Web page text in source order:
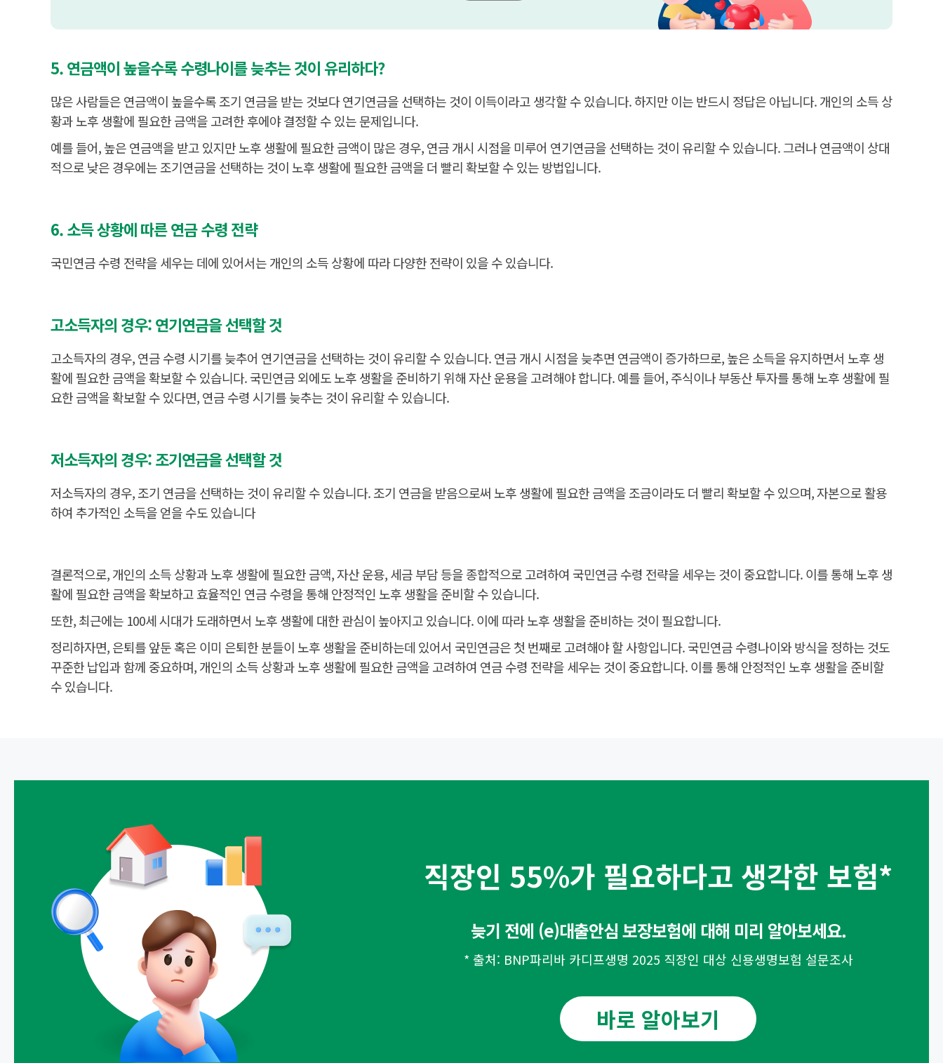
5. 연금액이 높을수록 수령나이를 늦추는 것이 유리하다?
많은 사람들은 연금액이 높을수록 조기 연금을 받는 것보다 연기연금을 선택하는 것이 이득이라고 생각할 수 있습니다. 하지만 이는 반드시 정답은 아닙니다. 개인의 소득 상
황과 노후 생활에 필요한 금액을 고려한 후에야 결정할 수 있는 문제입니다.
예를 들어, 높은 연금액을 받고 있지만 노후 생활에 필요한 금액이 많은 경우, 연금 개시 시점을 미루어 연기연금을 선택하는 것이 유리할 수 있습니다. 그러나 연금액이 상대
적으로 낮은 경우에는 조기연금을 선택하는 것이 노후 생활에 필요한 금액을 더 빨리 확보할 수 있는 방법입니다.
6. 소득 상황에 따른 연금 수령 전략
국민연금 수령 전략을 세우는 데에 있어서는 개인의 소득 상황에 따라 다양한 전략이 있을 수 있습니다.
고소득자의 경우: 연기연금을 선택할 것
고소득자의 경우, 연금 수령 시기를 늦추어 연기연금을 선택하는 것이 유리할 수 있습니다. 연금 개시 시점을 늦추면 연금액이 증가하므로, 높은 소득을 유지하면서 노후 생
활에 필요한 금액을 확보할 수 있습니다. 국민연금 외에도 노후 생활을 준비하기 위해 자산 운용을 고려해야 합니다. 예를 들어, 주식이나 부동산 투자를 통해 노후 생활에 필
요한 금액을 확보할 수 있다면, 연금 수령 시기를 늦추는 것이 유리할 수 있습니다.
저소득자의 경우: 조기연금을 선택할 것
저소득자의 경우, 조기 연금을 선택하는 것이 유리할 수 있습니다. 조기 연금을 받음으로써 노후 생활에 필요한 금액을 조금이라도 더 빨리 확보할 수 있으며, 자본으로 활용
하여 추가적인 소득을 얻을 수도 있습니다
결론적으로, 개인의 소득 상황과 노후 생활에 필요한 금액, 자산 운용, 세금 부담 등을 종합적으로 고려하여 국민연금 수령 전략을 세우는 것이 중요합니다. 이를 통해 노후 생
활에 필요한 금액을 확보하고 효율적인 연금 수령을 통해 안정적인 노후 생활을 준비할 수 있습니다.
또한, 최근에는 100세 시대가 도래하면서 노후 생활에 대한 관심이 높아지고 있습니다. 이에 따라 노후 생활을 준비하는 것이 필요합니다.
정리하자면, 은퇴를 앞둔 혹은 이미 은퇴한 분들이 노후 생활을 준비하는데 있어서 국민연금은 첫 번째로 고려해야 할 사항입니다. 국민연금 수령나이와 방식을 정하는 것도
꾸준한 납입과 함께 중요하며, 개인의 소득 상황과 노후 생활에 필요한 금액을 고려하여 연금 수령 전략을 세우는 것이 중요합니다. 이를 통해 안정적인 노후 생활을 준비할
수 있습니다.
직장인 55%가 필요하다고 생각한 보험*
늦기 전에 (e)대출안심 보장보험에 대해 미리 알아보세요.
* 출처: BNP파리바 카디프생명 2025 직장인 대상 신용생명보험 설문조사
바로 알아보기